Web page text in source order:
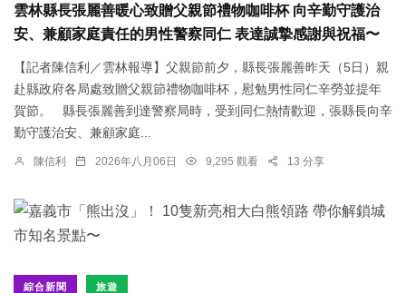
雲林縣長張麗善暖心致贈父親節禮物咖啡杯 向辛勤守護治
安、兼顧家庭責任的男性警察同仁 表達誠摯感謝與祝福〜
【記者陳信利／雲林報導】父親節前夕，縣長張麗善昨天（5日）親
赴縣政府各局處致贈父親節禮物咖啡杯，慰勉男性同仁辛勞並提年
賀節。 縣長張麗善到達警察局時，受到同仁熱情歡迎，張縣長向辛
勤守護治安、兼顧家庭...
陳信利 2026年八月06日 9,295 觀看 13 分享
綜合新聞 旅遊